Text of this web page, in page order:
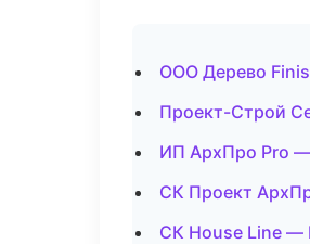
ООО Дерево
Проект-Строй
ИП АрхПро Pro
СК Проект
СК House Line —